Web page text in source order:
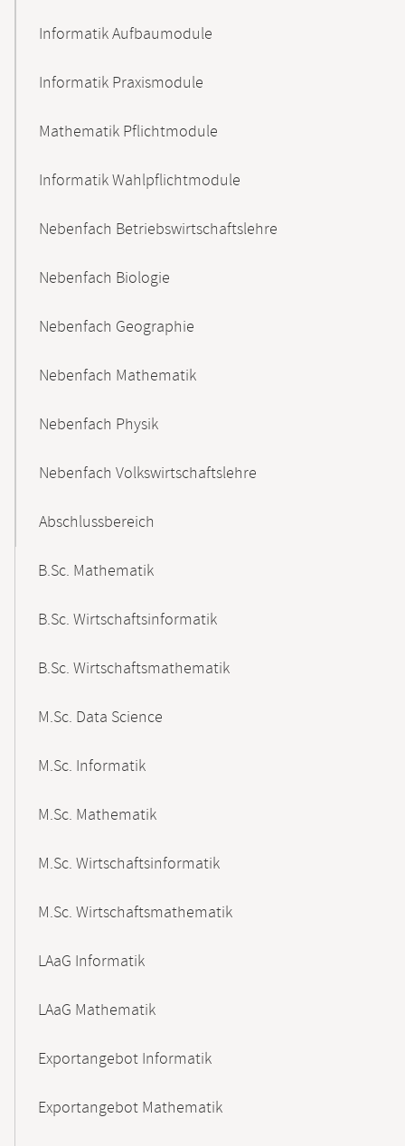
Informatik Aufbaumodule
Informatik Praxismodule
Mathematik Pflichtmodule
Informatik Wahlpflichtmodule
Nebenfach Betriebswirtschaftslehre
Nebenfach Biologie
Nebenfach Geographie
Nebenfach Mathematik
Nebenfach Physik
Nebenfach Volkswirtschaftslehre
Abschlussbereich
B.Sc. Mathematik
B.Sc. Wirtschaftsinformatik
B.Sc. Wirtschaftsmathematik
M.Sc. Data Science
M.Sc. Informatik
M.Sc. Mathematik
M.Sc. Wirtschaftsinformatik
M.Sc. Wirtschaftsmathematik
LAaG Informatik
LAaG Mathematik
Exportangebot Informatik
Exportangebot Mathematik